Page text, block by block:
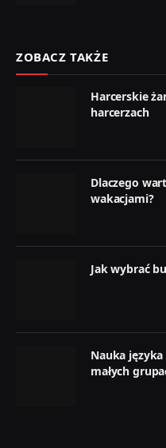
ZOBACZ TAKŻE
Harcerskie
harcerzach
Dlaczego
wakacjami?
Jak wybrać
Nauka
małych